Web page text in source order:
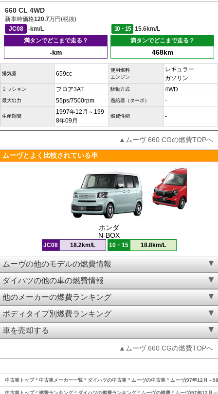
660 CL 4WD
新車時価格120.7万円(税抜)
JC08
-km/L 10・15
15.6km/L
満タンでどこまで走る？
-km
満タンでどこまで走る？
468km
排気量 659cc
使用燃料
エンジン
レギュラー
ガソリン
ミッション フロア3AT 駆動方式 4WD
最大出力 55ps/7500rpm 過給器（ターボ） -
生産期間
1997年12月～199
8年09月
燃費性能 -
▲ムーヴ 660 CGの燃費TOPへ
ムーヴとよく比較されている車
ホンダ
N-BOX
JC08 18.2km/L 10・15 18.8km/L
ムーヴの他のモデルの燃費情報
ダイハツの他の車の燃費情報
他のメーカーの燃費ランキング
ボディタイプ別燃費ランキング
車を売却する
▲ムーヴ 660 CGの燃費TOPへ
中古車トップ 中古車メーカー一覧 ダイハツの中古車 ムーヴの中古車 ムーヴ(97年12月～
中古車トップ 燃費ランキング ダイハツの燃費ランキング ムーヴの燃費 ムーヴ(97年12月